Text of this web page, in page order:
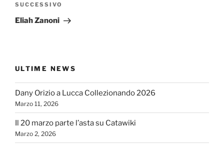
Articolo
successivo
SUCCESSIVO
Eliah Zanoni
ULTIME NEWS
Dany Orizio a Lucca Collezionando 2026
Marzo 11, 2026
Il 20 marzo parte l’asta su Catawiki
Marzo 2, 2026